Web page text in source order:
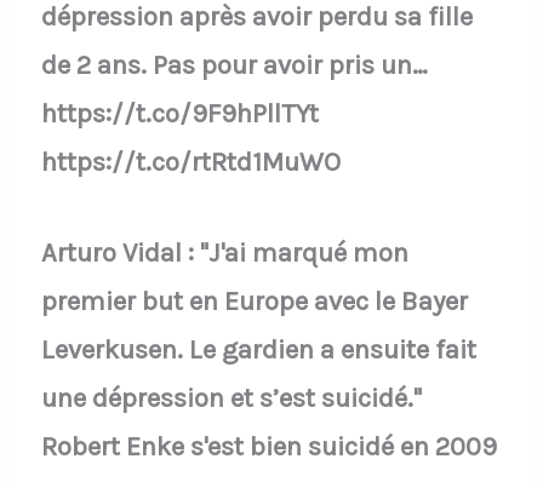
dépression après avoir perdu sa fille
de 2 ans. Pas pour avoir pris un…
https://t.co/9F9hPllTYt
https://t.co/rtRtd1MuWO
Arturo Vidal : "J'ai marqué mon
premier but en Europe avec le Bayer
Leverkusen. Le gardien a ensuite fait
une dépression et s’est suicidé."
Robert Enke s'est bien suicidé en 2009